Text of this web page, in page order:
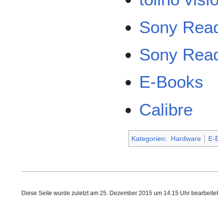
Sony
Sony
E-Books
Calibre
Kategorien: Hardware E-
Diese Seite wurde zuletzt am 25. Dezember 2015 um 14:15 Uhr